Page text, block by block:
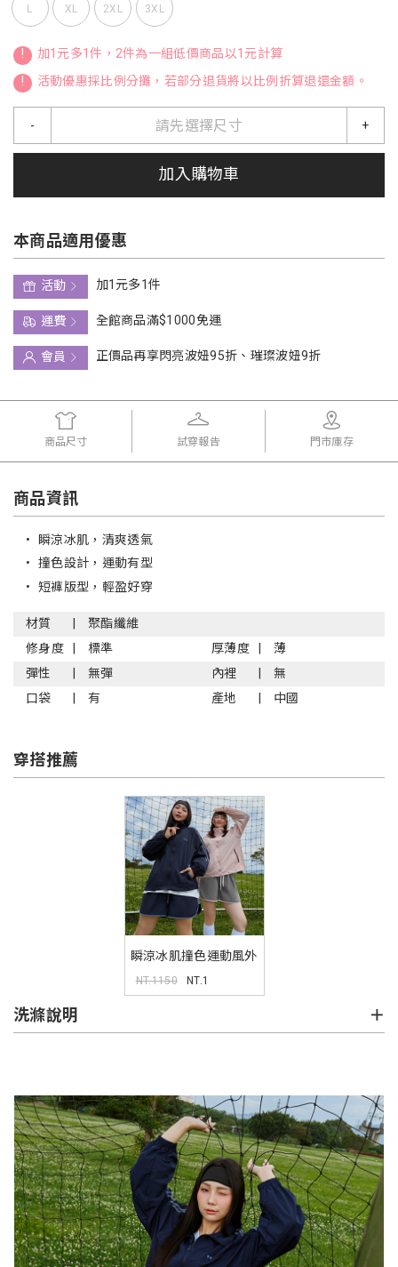
L XL 2XL 3XL
!
加1元多1件，2件為一組低價商品以1元計算
!
活動優惠採比例分攤，若部分退貨將以比例折算退還金額。
請先選擇尺寸
- +
加入購物車
本商品適用優惠
活動
加1元多1件
運費
全館商品滿$1000免運
會員
正價品再享閃亮波妞95折、璀璨波妞9折
商品尺寸 試穿報告 門市庫存
商品資訊
• 瞬涼冰肌，清爽透氣
• 撞色設計，運動有型
• 短褲版型，輕盈好穿
材質
聚酯纖維
修身度
標準 厚薄度
薄
彈性
無彈 內裡
無
口袋
有 產地 中國
穿搭推薦
瞬涼冰肌撞色運動風外
套
NT.1150 NT.1
洗滌說明